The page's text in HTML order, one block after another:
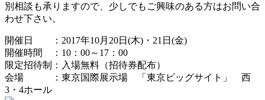
別相談も承りますので、少しでもご興味のある方はお問い合
わせ下さい。
開催日 ：2017年10月20日(木)・21日(金)
開催時間 ：10：00～17：00
限定招待制：入場無料（招待券配布）
会場 ：東京国際展示場 「東京ビッグサイト」 西
3・4ホール